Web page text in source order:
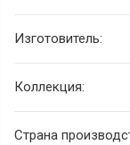
Изготовитель:
Коллекция:
Страна